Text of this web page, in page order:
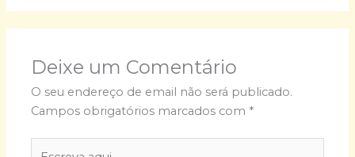
Deixe um Comentário
O seu endereço de email não será publicado.
Campos obrigatórios marcados com *